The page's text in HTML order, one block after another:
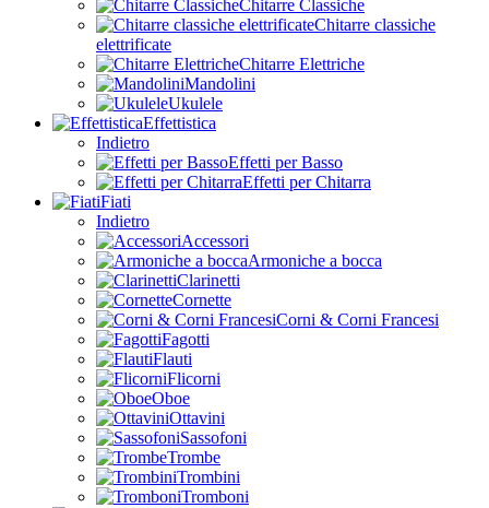
Chitarre Classiche
Chitarre classiche
elettrificate
Chitarre Elettriche
Mandolini
Ukulele
Effettistica
Indietro
Effetti per Basso
Effetti per Chitarra
Fiati
Indietro
Accessori
Armoniche a bocca
Clarinetti
Cornette
Corni & Corni Francesi
Fagotti
Flauti
Flicorni
Oboe
Ottavini
Sassofoni
Trombe
Trombini
Tromboni